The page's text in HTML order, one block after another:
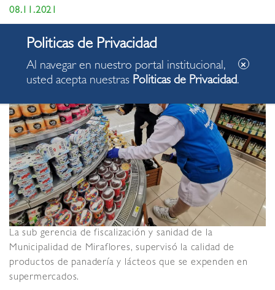
08.11.2021
La sub gerencia de fiscalización y sanidad de la
Municipalidad de Miraflores, supervisó la calidad de
productos de panadería y lácteos que se expenden en
supermercados.
Al navegar en nuestro portal institucional,
usted acepta nuestras Politicas de Privacidad.